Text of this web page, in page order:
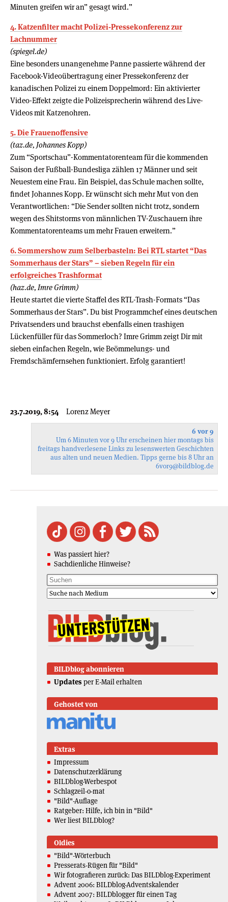
Minuten greifen wir an” gesagt wird.”
4. Katzenfilter macht Polizei-Pressekonferenz zur
Lachnummer
(spiegel.de)
Eine besonders unangenehme Panne passierte während der
Facebook-Videoübertragung einer Pressekonferenz der
kanadischen Polizei zu einem Doppelmord: Ein aktivierter
Video-Effekt zeigte die Polizeisprecherin während des Live-
Videos mit Katzenohren.
5. Die Frauenoffensive
(taz.de, Johannes Kopp)
Zum “Sportschau”-Kommentatorenteam für die kommenden
Saison der Fußball-Bundesliga zählen 17 Männer und seit
Neuestem eine Frau. Ein Beispiel, das Schule machen sollte,
findet Johannes Kopp. Er wünscht sich mehr Mut von den
Verantwortlichen: “Die Sender sollten nicht trotz, sondern
wegen des Shitstorms von männlichen TV-Zuschauern ihre
Kommentatorenteams um mehr Frauen erweitern.”
6. Sommershow zum Selberbasteln: Bei RTL startet “Das
Sommerhaus der Stars” – sieben Regeln für ein
erfolgreiches Trashformat
(haz.de, Imre Grimm)
Heute startet die vierte Staffel des RTL-Trash-Formats “Das
Sommerhaus der Stars”. Du bist Programmchef eines deutschen
Privatsenders und brauchst ebenfalls einen trashigen
Lückenfüller für das Sommerloch? Imre Grimm zeigt Dir mit
sieben einfachen Regeln, wie Beömmelungs- und
Fremdschämfernsehen funktioniert. Erfolg garantiert!
23.7.2019, 8:54 Lorenz Meyer
6 vor 9
Um 6 Minuten vor 9 Uhr erscheinen hier montags bis
freitags handverlesene Links zu lesenswerten Geschichten
aus alten und neuen Medien. Tipps gerne bis 8 Uhr an
6vor9@bildblog.de
Was passiert hier?
Sachdienliche Hinweise?
BILDblog abonnieren
Updates per E-Mail erhalten
Gehostet von
Extras
Impressum
Datenschutzerklärung
BILDblog-Werbespot
Schlagzeil-o-mat
"Bild"-Auflage
Ratgeber: Hilfe, ich bin in "Bild"
Wer liest BILDblog?
Oldies
"Bild"-Wörterbuch
Presserats-Rügen für "Bild"
Wir fotografieren zurück: Das BILDblog-Experiment
Advent 2006: BILDblog-Adventskalender
Advent 2007: BILDblogger für einen Tag